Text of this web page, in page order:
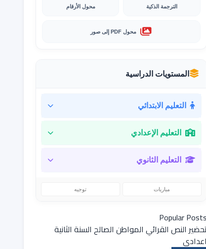
الترجمة الذكية محول الأرقام
محول PDF إلى صور
المستويات الدراسية
التعليم الابتدائي
التعليم الإعدادي
التعليم الثانوي
مباريات توجيه
Popular Posts
تحضير النص القرائي المواطن الصالح السنة الثانية
اعدادي